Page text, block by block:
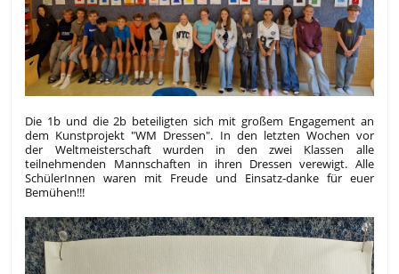
Die 1b und die 2b beteiligten sich mit großem Engagement an
dem Kunstprojekt "WM Dressen". In den letzten Wochen vor
der Weltmeisterschaft wurden in den zwei Klassen alle
teilnehmenden Mannschaften in ihren Dressen verewigt. Alle
SchülerInnen waren mit Freude und Einsatz-danke für euer
Bemühen!!!